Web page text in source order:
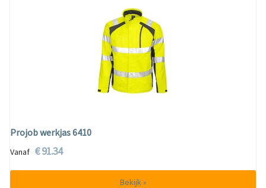
Projob werkjas 6410
Vanaf € 91.34
Bekijk »